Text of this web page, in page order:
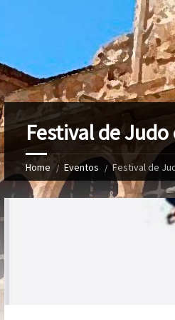
Festival de
Home Eventos Festival de